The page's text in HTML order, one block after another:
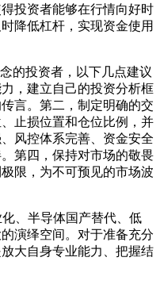
投资者能够在行情向好时
降低杠杆，实现资金使用
的投资者，以下几点建议
，建立自己的投资分析框
言。第二，制定明确的交
止损位置和仓位比例，并
风控体系完善、资金安全
第四，保持对市场的敬畏
限，为不可预见的市场波
、半导体国产替代、低
演绎空间。对于准备充分
大自身专业能力、把握结